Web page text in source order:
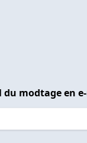
du modtage en